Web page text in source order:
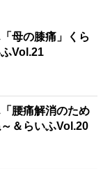
母の膝痛」くら
Vol.21
腰痛解消のため
＆らいふVol.20